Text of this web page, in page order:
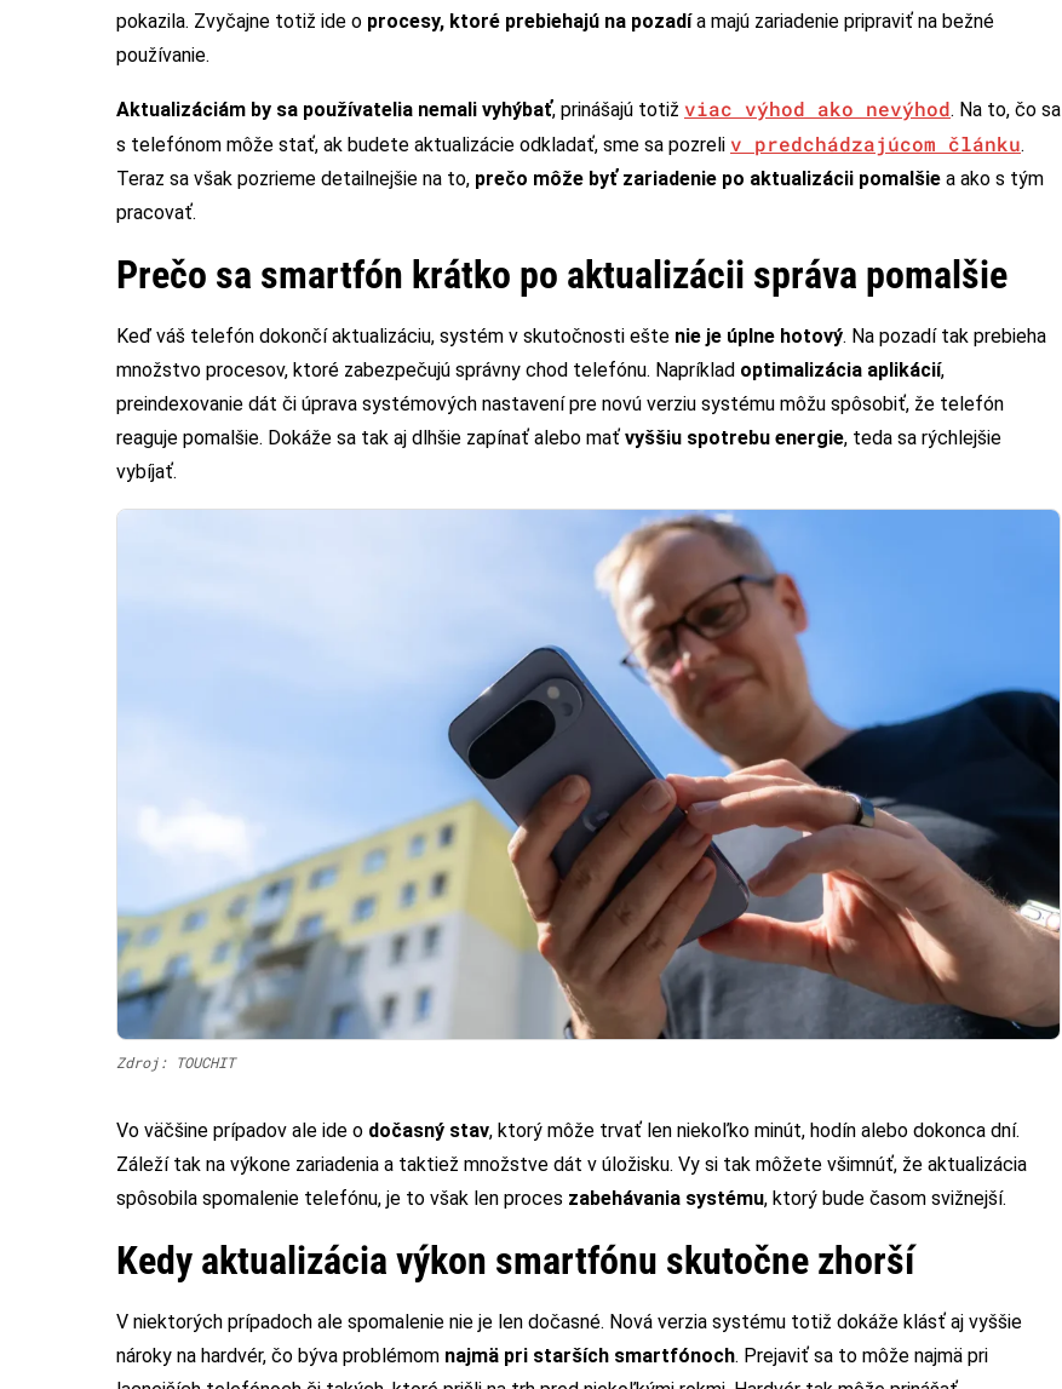
pokazila. Zvyčajne totiž ide o procesy, ktoré prebiehajú na pozadía majú zariadenie pripraviť na bežné
používanie.
Aktualizáciám by sa používatelia nemali vyhýbať, prinášajú totiž viac výhod ako nevýhod. Na to, čo sa
s telefónom môže stať, ak budete aktualizácie odkladať, sme sa pozreli v predchádzajúcom článku.
Teraz sa však pozrieme detailnejšie na to, prečo môže byť zariadenie po aktualizácii pomalšie a ako s tým
pracovať.
Prečo sa smartfón krátko po aktualizácii správa pomalšie
Keď váš telefón dokončí aktualizáciu, systém v skutočnosti ešte nie je úplne hotový. Na pozadí tak prebieha
množstvo procesov, ktoré zabezpečujú správny chod telefónu. Napríklad optimalizácia aplikácií,
preindexovanie dát či úprava systémových nastavení pre novú verziu systému môžu spôsobiť, že telefón
reaguje pomalšie. Dokáže sa tak aj dlhšie zapínať alebo mať vyššiu spotrebu energie, teda sa rýchlejšie
vybíjať.
Zdroj: TOUCHIT
Vo väčšine prípadov ale ide o dočasný stav, ktorý môže trvať len niekoľko minút, hodín alebo dokonca dní.
Záleží tak na výkone zariadenia a taktiež množstve dát v úložisku. Vy si tak môžete všimnúť, že aktualizácia
spôsobila spomalenie telefónu, je to však len proces zabehávania systému, ktorý bude časom svižnejší.
Kedy aktualizácia výkon smartfónu skutočne zhorší
V niektorých prípadoch ale spomalenie nie je len dočasné. Nová verzia systému totiž dokáže klásť aj vyššie
nároky na hardvér, čo býva problémom najmä pri starších smartfónoch. Prejaviť sa to môže najmä pri